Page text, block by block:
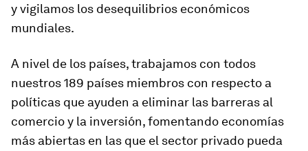
y vigilamos los desequilibrios económicos
mundiales.
A nivel de los países, trabajamos con todos
nuestros 189 países miembros con respecto a
políticas que ayuden a eliminar las barreras al
comercio y la inversión, fomentando economías
más abiertas en las que el sector privado pueda